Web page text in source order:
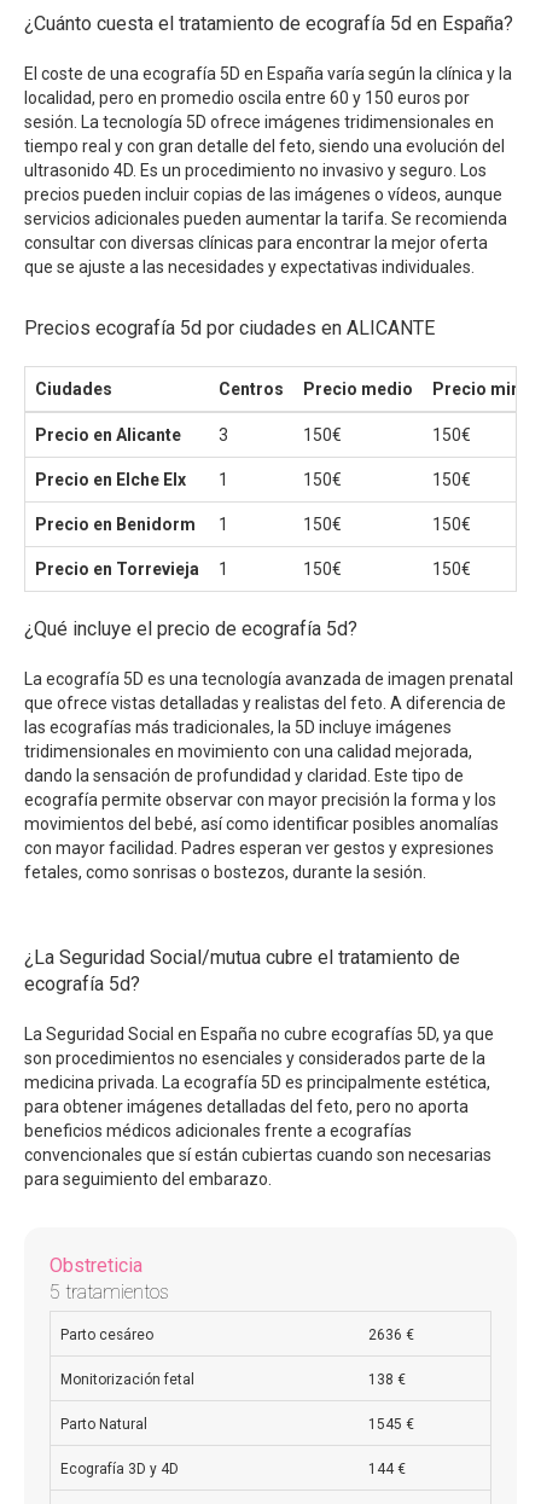
¿Cuánto cuesta el tratamiento de ecografía 5d en España?
El coste de una ecografía 5D en España varía según la clínica y la
localidad, pero en promedio oscila entre 60 y 150 euros por
sesión. La tecnología 5D ofrece imágenes tridimensionales en
tiempo real y con gran detalle del feto, siendo una evolución del
ultrasonido 4D. Es un procedimiento no invasivo y seguro. Los
precios pueden incluir copias de las imágenes o vídeos, aunque
servicios adicionales pueden aumentar la tarifa. Se recomienda
consultar con diversas clínicas para encontrar la mejor oferta
que se ajuste a las necesidades y expectativas individuales.
Precios ecografía 5d por ciudades en ALICANTE
Ciudades Centros Precio medio Precio
Precio en Alicante 3 150€ 150€
Precio en Elche Elx 1 150€ 150€
Precio en Benidorm 1 150€ 150€
Precio en Torrevieja 1 150€ 150€
¿Qué incluye el precio de ecografía 5d?
La ecografía 5D es una tecnología avanzada de imagen prenatal
que ofrece vistas detalladas y realistas del feto. A diferencia de
las ecografías más tradicionales, la 5D incluye imágenes
tridimensionales en movimiento con una calidad mejorada,
dando la sensación de profundidad y claridad. Este tipo de
ecografía permite observar con mayor precisión la forma y los
movimientos del bebé, así como identificar posibles anomalías
con mayor facilidad. Padres esperan ver gestos y expresiones
fetales, como sonrisas o bostezos, durante la sesión.
¿La Seguridad Social/mutua cubre el tratamiento de
ecografía 5d?
La Seguridad Social en España no cubre ecografías 5D, ya que
son procedimientos no esenciales y considerados parte de la
medicina privada. La ecografía 5D es principalmente estética,
para obtener imágenes detalladas del feto, pero no aporta
beneficios médicos adicionales frente a ecografías
convencionales que sí están cubiertas cuando son necesarias
para seguimiento del embarazo.
Obstreticia
5 tratamientos
Parto cesáreo 2636 €
Monitorización fetal 138 €
Parto Natural 1545 €
Ecografía 3D y 4D 144 €